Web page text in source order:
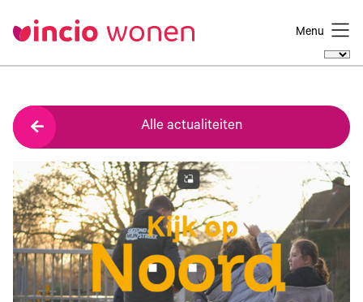
Menu
Alle actualiteiten